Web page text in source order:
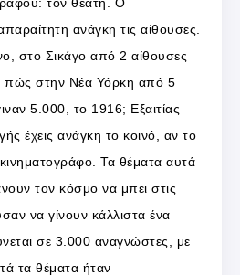
τον θεατή. Ο
ανάγκη τις αίθουσες.
στο Σικάγο από 2 αίθουσες
πώς στην Νέα Υόρκη από 5
5.000, το 1916; Εξαιτίας
έχεις ανάγκη το κοινό, αν το
Τα θέματα αυτά
τον κόσμο να μπει στις
να γίνουν κάλλιστα ένα
σε 3.000 αναγνώστες, με
τα θέματα ήταν